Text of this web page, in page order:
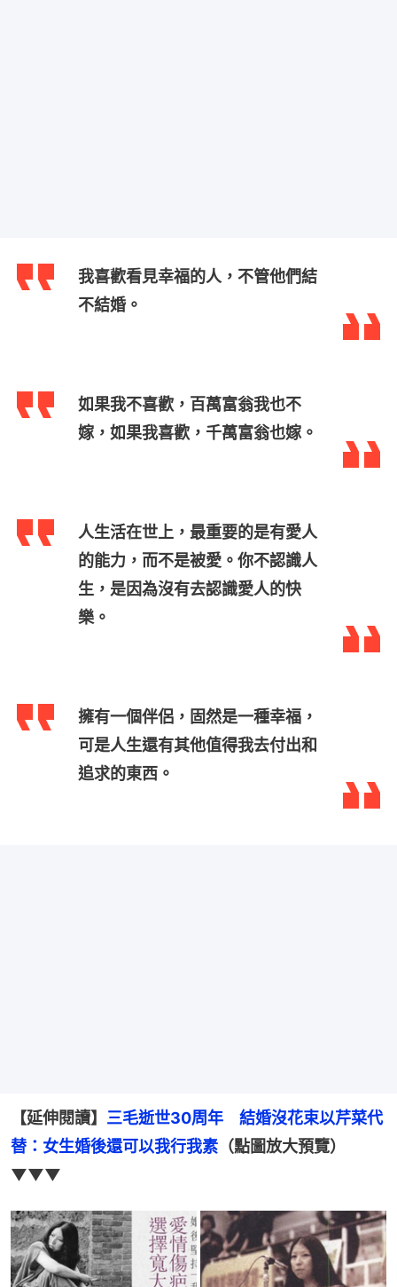
我喜歡看見幸福的人，不管他們結
不結婚。
如果我不喜歡，百萬富翁我也不
嫁，如果我喜歡，千萬富翁也嫁。
人生活在世上，最重要的是有愛人
的能力，而不是被愛。你不認識人
生，是因為沒有去認識愛人的快
樂。
擁有一個伴侶，固然是一種幸福，
可是人生還有其他值得我去付出和
追求的東西。
【延伸閱讀】 三毛逝世30周年　結婚沒花束以芹菜代
替：女生婚後還可以我行我素 （點圖放大預覽）
▼▼▼